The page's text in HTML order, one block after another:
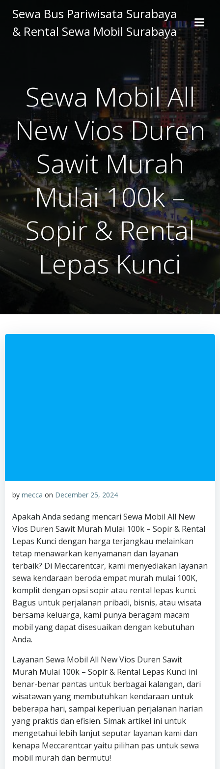
to
content
Sewa Bus Pariwisata Surabaya
& Rental Sewa Mobil Surabaya
Sewa Mobil All
New Vios Duren
Sawit Murah
Mulai 100k –
Sopir & Rental
Lepas Kunci
by mecca on December 25, 2024
Apakah Anda sedang mencari Sewa Mobil All New
Vios Duren Sawit Murah Mulai 100k – Sopir & Rental
Lepas Kunci dengan harga terjangkau melainkan
tetap menawarkan kenyamanan dan layanan
terbaik? Di Meccarentcar, kami menyediakan layanan
sewa kendaraan beroda empat murah mulai 100K,
komplit dengan opsi sopir atau rental lepas kunci.
Bagus untuk perjalanan pribadi, bisnis, atau wisata
bersama keluarga, kami punya beragam macam
mobil yang dapat disesuaikan dengan kebutuhan
Anda.
Layanan Sewa Mobil All New Vios Duren Sawit
Murah Mulai 100k – Sopir & Rental Lepas Kunci ini
benar-benar pantas untuk berbagai kalangan, dari
wisatawan yang membutuhkan kendaraan untuk
beberapa hari, sampai keperluan perjalanan harian
yang praktis dan efisien. Simak artikel ini untuk
mengetahui lebih lanjut seputar layanan kami dan
kenapa Meccarentcar yaitu pilihan pas untuk sewa
mobil murah dan bermutu!